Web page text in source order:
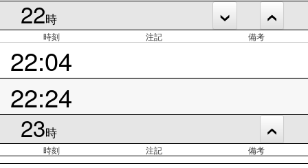
22時
時刻 注記 備考
22:04
22:24
23時
時刻 注記 備考